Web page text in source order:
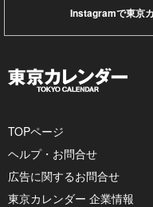
Instagramで東京
TOPページ
ヘルプ・お問合せ
広告に関するお問合せ
東京カレンダー 企業情報